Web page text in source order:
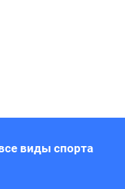
виды спорта